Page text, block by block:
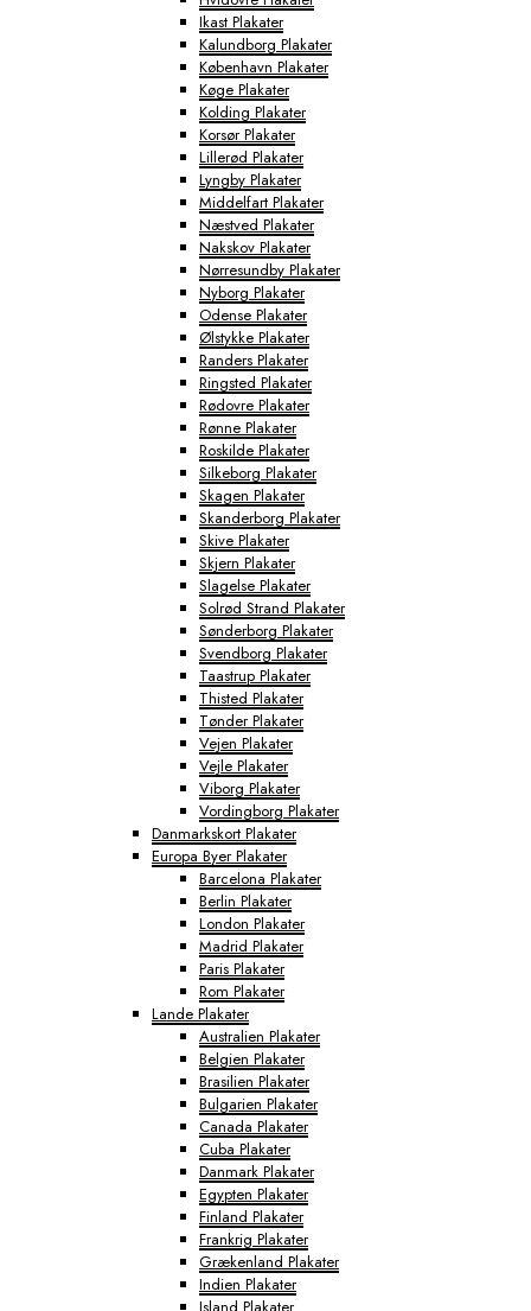
Ikast Plakater
Kalundborg Plakater
København Plakater
Køge Plakater
Kolding Plakater
Korsør Plakater
Lillerød Plakater
Lyngby Plakater
Middelfart Plakater
Næstved Plakater
Nakskov Plakater
Nørresundby Plakater
Nyborg Plakater
Odense Plakater
Ølstykke Plakater
Randers Plakater
Ringsted Plakater
Rødovre Plakater
Rønne Plakater
Roskilde Plakater
Silkeborg Plakater
Skagen Plakater
Skanderborg Plakater
Skive Plakater
Skjern Plakater
Slagelse Plakater
Solrød Strand Plakater
Sønderborg Plakater
Svendborg Plakater
Taastrup Plakater
Thisted Plakater
Tønder Plakater
Vejen Plakater
Vejle Plakater
Viborg Plakater
Vordingborg Plakater
Danmarkskort Plakater
Europa Byer Plakater
Barcelona Plakater
Berlin Plakater
London Plakater
Madrid Plakater
Paris Plakater
Rom Plakater
Lande Plakater
Australien Plakater
Belgien Plakater
Brasilien Plakater
Bulgarien Plakater
Canada Plakater
Cuba Plakater
Danmark Plakater
Egypten Plakater
Finland Plakater
Frankrig Plakater
Grækenland Plakater
Indien Plakater